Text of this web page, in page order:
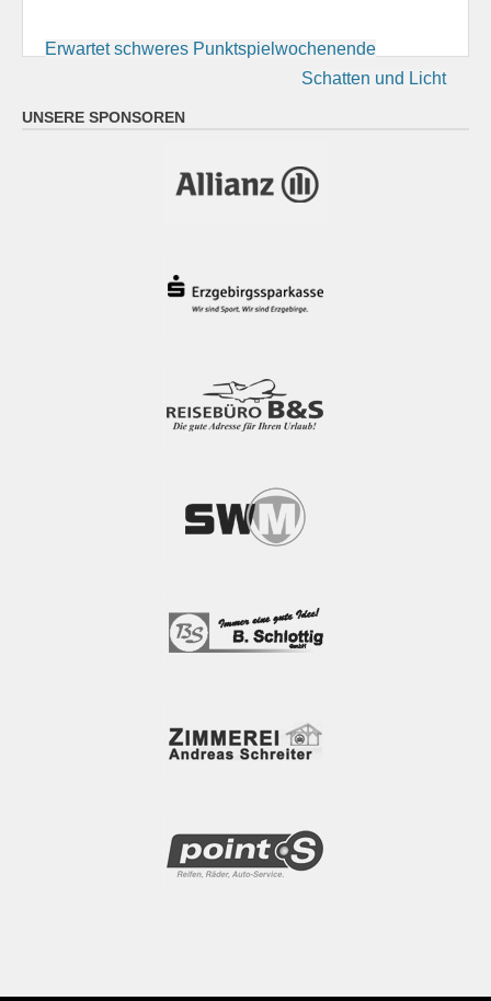
Beitragsnavigation
Erwartet schweres Punktspielwochenende
Schatten und Licht
UNSERE SPONSOREN